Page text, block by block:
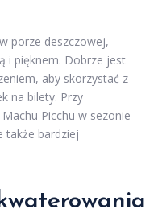
porze deszczowej,
i pięknem. Dobrze jest
aby skorzystać z
na bilety. Przy
Picchu w sezonie
także bardziej